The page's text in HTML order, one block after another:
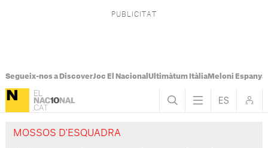
Segueix-nos a DiscoverJoc El Nacional Ultimàtum ItàliaMeloni Espanya
MOSSOS D'ESQUADRA